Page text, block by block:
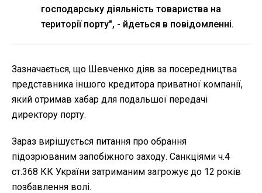
господарську діяльність товариства на
території порту", - йдеться в повідомленні.
Зазначається, що Шевченко діяв за посередництва
представника іншого кредитора приватної компанії,
який отримав хабар для подальшої передачі
директору порту.
Зараз вирішується питання про обрання
підозрюваним запобіжного заходу. Санкціями ч.4
ст.368 КК України затриманим загрожує до 12 років
позбавлення волі.